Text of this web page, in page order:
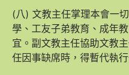
(八) 文教主任掌理本會一
學、工友子弟教育、成年
宜。副文教主任協助文教
任因事缺席時，得暫代執